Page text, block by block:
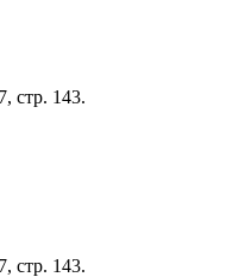
стр. 143.
стр. 143.